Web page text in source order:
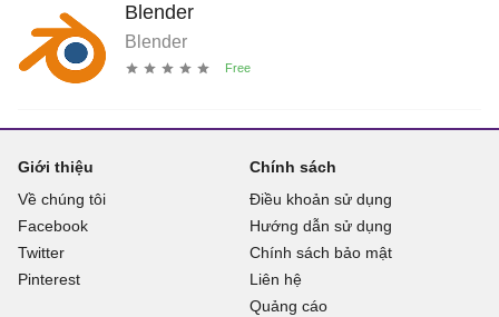
Blender
Blender
Giới thiệu
Về chúng tôi
Facebook
Twitter
Pinterest
Chính sách
Điều khoản sử dụng
Hướng dẫn sử dụng
Chính sách bảo mật
Liên hệ
Quảng cáo